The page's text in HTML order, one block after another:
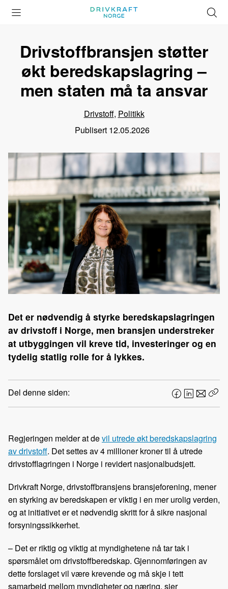
Drivstoffbransjen støtter
økt beredskapslagring –
men staten må ta ansvar
Drivstoff, Politikk
Publisert 12.05.2026
Det er nødvendig å styrke beredskapslagringen
av drivstoff i Norge, men bransjen understreker
at utbyggingen vil kreve tid, investeringer og en
tydelig statlig rolle for å lykkes.
Del denne siden:
F
a
e
b
o
k
L
i
k
e
d
I
n
E
-
o
s
Regjeringen melder at devil utrede økt beredskapslagring
av drivstoff. Det settes av 4 millioner kroner til å utrede
drivstofflagringen i Norge i revidert nasjonalbudsjett.
Drivkraft Norge, drivstoffbransjens bransjeforening, mener
en styrking av beredskapen er viktig i en mer urolig verden,
og at initiativet er et nødvendig skritt for å sikre nasjonal
forsyningssikkerhet.
– Det er riktig og viktig at myndighetene nå tar tak i
spørsmålet om drivstoffberedskap. Gjennomføringen av
dette forslaget vil være krevende og må skje i tett
samarbeid mellom myndigheter og næring, sier